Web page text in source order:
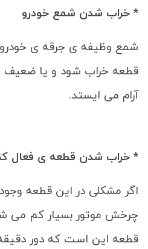
* خراب شدن شمع خودرو
شمع وظیفه ی جرقه ی خودرو
قطعه خراب شود و یا ضعیف
آرام می ایستد.
* خراب شدن قطعه ی فعال
اگر مشکلی در این قطعه
چرخش موتور بسیار کم می
قطعه این است که دور